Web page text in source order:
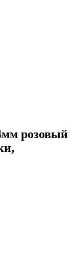
розовый